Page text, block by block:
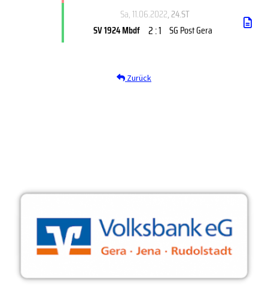
Sa, 11.06.2022, 24.ST
SV 1924 Mbdf 2 : 1 SG Post Gera
Zurück